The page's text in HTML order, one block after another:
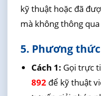
kỹ thuật hoặc đã
mà không thông
5. Phương
Cách 1: Gọi trực
892để kỹ thuật